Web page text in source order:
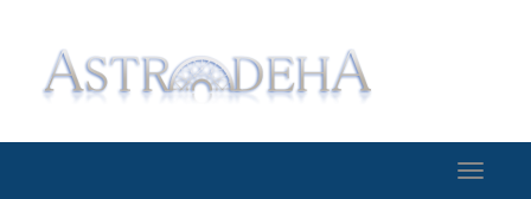
Toggle